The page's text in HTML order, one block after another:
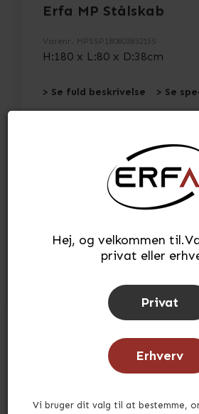
Hej, og velkommen
privat eller
Privat
Erhverv
Vi bruger dit valg til at bestemme,
Erfa MP Stålskab
Varenr. MPSSP18080383215S
H:180 x L:80 x D:38cm
> Se fuld beskrivelse > Se
stk.
Tilføj til ønskeliste
Tid for afsendelse: ca. 3-5
Andre købte også